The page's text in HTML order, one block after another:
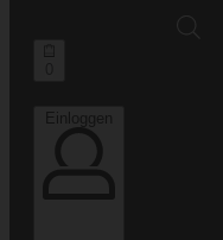
Einloggen
Einloggen